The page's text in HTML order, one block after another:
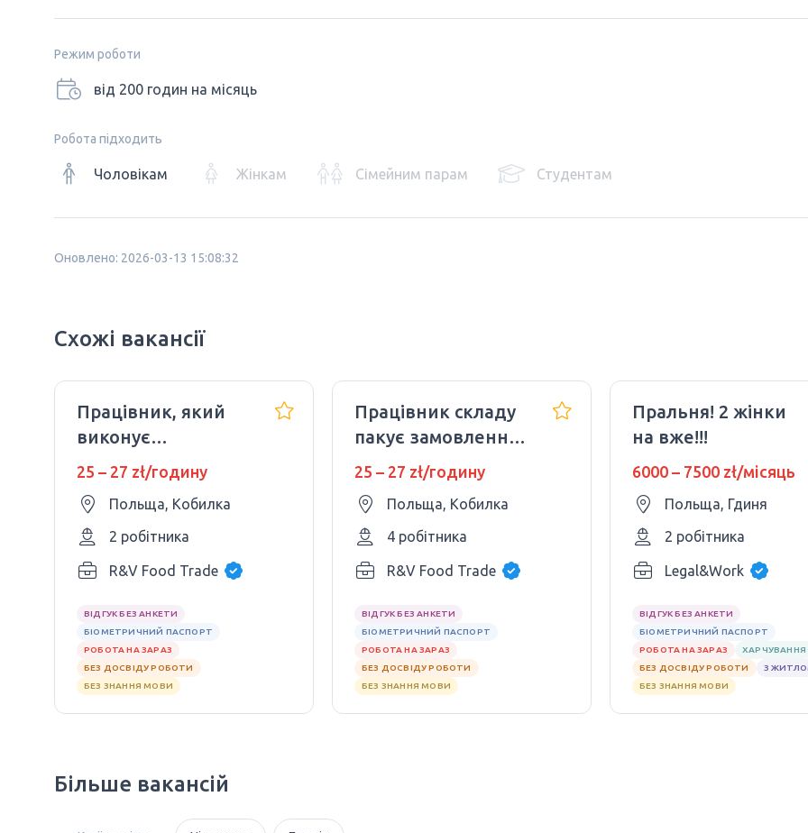
Режим роботи
від 200 годин на місяць
Робота підходить
Чоловікам Жінкам Сімейним парам Студентам
Оновлено: 2026-03-13 15:08:32
Схожі вакансії
Працівник, який
виконує
замовлення в
інтернет-магазині
25 – 27 zł/годину
Польща, Кобилка
2 робітника
R&V Food Trade
ВІДГУК БЕЗ АНКЕТИ
БІОМЕТРИЧНИЙ ПАСПОРТ
РОБОТА НА ЗАРАЗ
БЕЗ ДОСВІДУ РОБОТИ
БЕЗ ЗНАННЯ МОВИ
Працівник складу
пакує замовлення
в інтернет-
магазині
25 – 27 zł/годину
Польща, Кобилка
4 робітника
R&V Food Trade
ВІДГУК БЕЗ АНКЕТИ
БІОМЕТРИЧНИЙ ПАСПОРТ
РОБОТА НА ЗАРАЗ
БЕЗ ДОСВІДУ РОБОТИ
БЕЗ ЗНАННЯ МОВИ
Пральня! 2 жінки
на вже!!!
6000 – 7500 zł/місяць
Польща, Гдиня
2 робітника
Legal&Work
ВІДГУК БЕЗ АНКЕТИ
БІОМЕТРИЧНИЙ ПАСПОРТ
РОБОТА НА ЗАРАЗ
ХАРЧУВАННЯ
БЕЗ ДОСВІДУ РОБОТИ
З
БЕЗ ЗНАННЯ МОВИ
Більше вакансій